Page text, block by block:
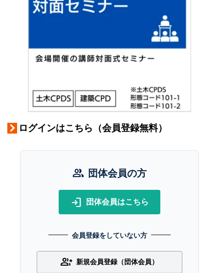
ログインはこちら（会員登録無料）
group 団体会員の方
login 団体会員はこちら
会員登録をしていない方
group_add 新規会員登録（団体会員）